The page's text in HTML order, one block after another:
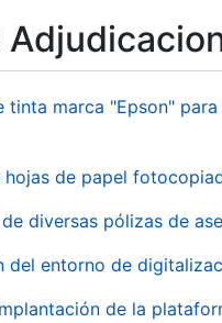
tinta marca "Epson"
de papel
diversas pólizas de
del entorno de
de la